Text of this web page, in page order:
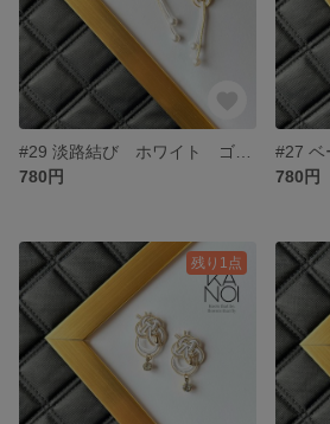
780円
780円
残り1点